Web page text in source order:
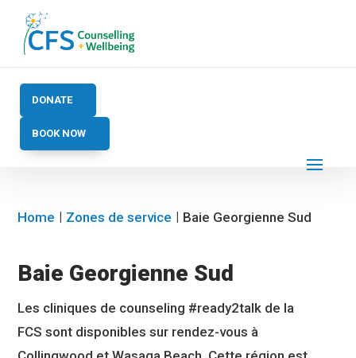
DONATE
BOOK NOW
Baie Georgienne Sud
Les cliniques de counseling #ready2talk de la
FCS sont disponibles sur rendez-vous à
Home Zones de service Baie Georgienne Sud